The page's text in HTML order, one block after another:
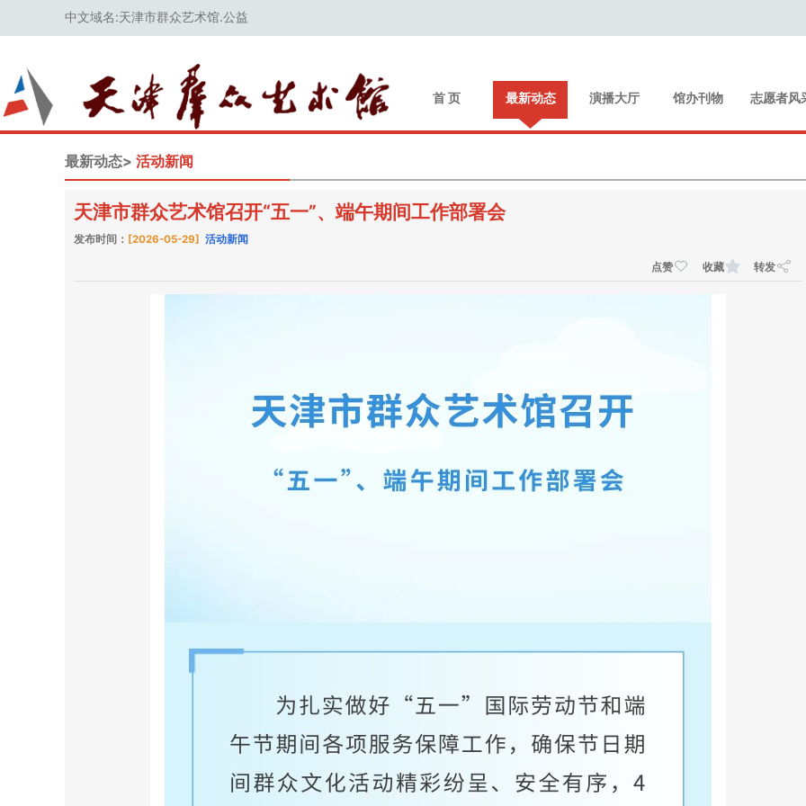
中文域名:天津市群众艺术馆.公益
首 页 最新动态 演播大厅 馆办刊物 志愿者风
最新动态> 活动新闻
天津市群众艺术馆召开“五一”、端午期间工作部署会
发布时间： [2026-05-29] 活动新闻
点赞 收藏 转发